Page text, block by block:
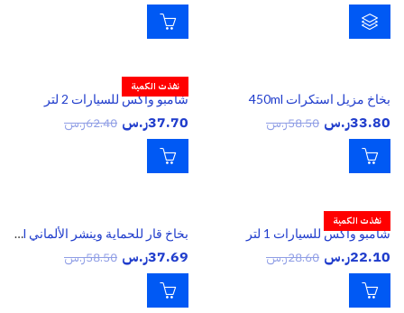
بخاخ مزيل استكرات 450ml
33.80ر.س 58.50ر.س
نفذت الكمية
شامبو واكس للسيارات 2 لتر
37.70ر.س 62.40ر.س
نفذت الكمية
شامبو واكس للسيارات 1 لتر
22.10ر.س 28.60ر.س
بخاخ قار للحماية وينشر الألماني 700ml
37.69ر.س 58.50ر.س